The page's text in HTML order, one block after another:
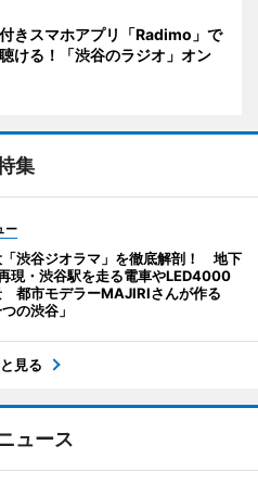
きスマホアプリ「Radimo」で
ける！「渋谷のラジオ」オン
集
ー
「渋谷ジオラマ」を徹底解剖！ 地下
現・渋谷駅を走る電車やLED4000
都市モデラーMAJIRIさんが作る
の渋谷」
見る
ュース